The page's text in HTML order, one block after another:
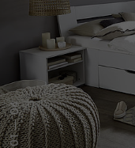
01
— 04